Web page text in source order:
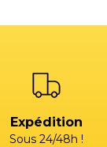
Expédition
Sous 24/48h !